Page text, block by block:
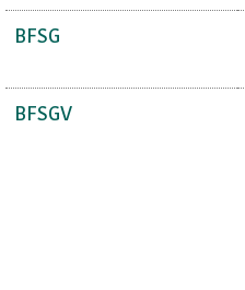
BFSG
BFSGV